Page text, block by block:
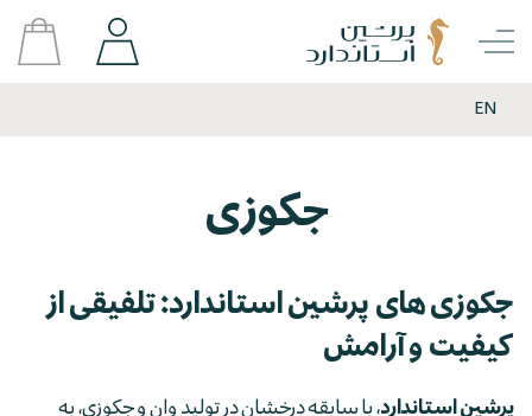
EN
جکوزی
جکوزی های پرشین استاندارد: تلفیقی از
کیفیت و آرامش
پرشین استاندارد، با سابقه درخشان در تولید وان و جکوزی، به